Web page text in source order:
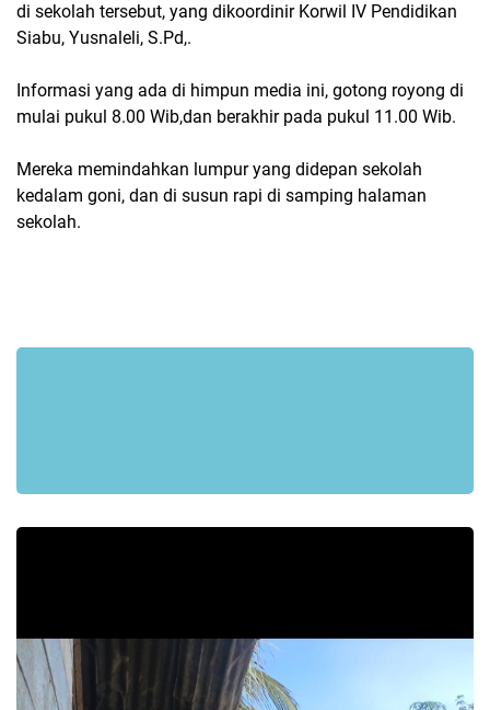
di sekolah tersebut, yang dikoordinir Korwil IV Pendidikan
Siabu, Yusnaleli, S.Pd,.
Informasi yang ada di himpun media ini, gotong royong di
mulai pukul 8.00 Wib,dan berakhir pada pukul 11.00 Wib.
Mereka memindahkan lumpur yang didepan sekolah
kedalam goni, dan di susun rapi di samping halaman
sekolah.